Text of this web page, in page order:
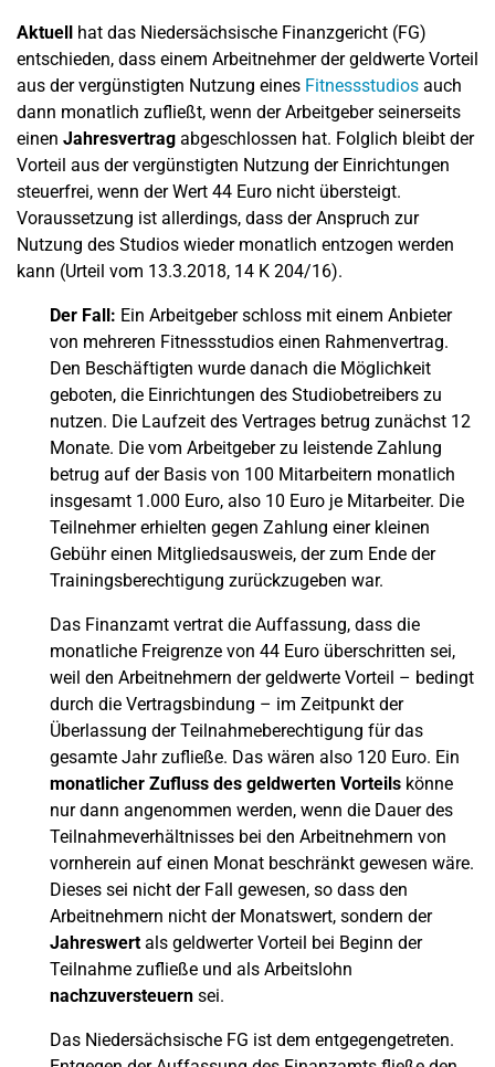
Aktuell hat das Niedersächsische Finanzgericht (FG)
entschieden, dass einem Arbeitnehmer der geldwerte Vorteil
aus der vergünstigten Nutzung eines Fitnessstudios auch
dann monatlich zufließt, wenn der Arbeitgeber seinerseits
einen Jahresvertrag abgeschlossen hat. Folglich bleibt der
Vorteil aus der vergünstigten Nutzung der Einrichtungen
steuerfrei, wenn der Wert 44 Euro nicht übersteigt.
Voraussetzung ist allerdings, dass der Anspruch zur
Nutzung des Studios wieder monatlich entzogen werden
kann (Urteil vom 13.3.2018, 14 K 204/16).
Der Fall: Ein Arbeitgeber schloss mit einem Anbieter
von mehreren Fitnessstudios einen Rahmenvertrag.
Den Beschäftigten wurde danach die Möglichkeit
geboten, die Einrichtungen des Studiobetreibers zu
nutzen. Die Laufzeit des Vertrages betrug zunächst 12
Monate. Die vom Arbeitgeber zu leistende Zahlung
betrug auf der Basis von 100 Mitarbeitern monatlich
insgesamt 1.000 Euro, also 10 Euro je Mitarbeiter. Die
Teilnehmer erhielten gegen Zahlung einer kleinen
Gebühr einen Mitgliedsausweis, der zum Ende der
Trainingsberechtigung zurückzugeben war.
Das Finanzamt vertrat die Auffassung, dass die
monatliche Freigrenze von 44 Euro überschritten sei,
weil den Arbeitnehmern der geldwerte Vorteil – bedingt
durch die Vertragsbindung – im Zeitpunkt der
Überlassung der Teilnahmeberechtigung für das
gesamte Jahr zufließe. Das wären also 120 Euro. Ein
monatlicher Zufluss des geldwerten Vorteils könne
nur dann angenommen werden, wenn die Dauer des
Teilnahmeverhältnisses bei den Arbeitnehmern von
vornherein auf einen Monat beschränkt gewesen wäre.
Dieses sei nicht der Fall gewesen, so dass den
Arbeitnehmern nicht der Monatswert, sondern der
Jahreswertals geldwerter Vorteil bei Beginn der
Teilnahme zufließe und als Arbeitslohn
nachzuversteuern sei.
Das Niedersächsische FG ist dem entgegengetreten.